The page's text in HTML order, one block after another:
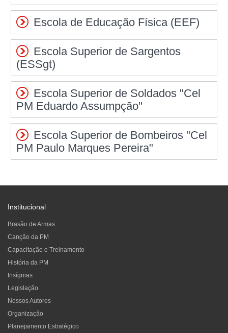
Escola de Educação Física (EEF)
Escola Superior de Sargentos
(ESSgt)
Escola Superior de Soldados "Cel
PM Eduardo Assumpção"
Escola Superior de Bombeiros "Cel
PM Paulo Marques Pereira"
Institucional
Brasão de Armas
Canção da PM
Capacitação e Treinamento
História da PM
Insígnias
Legislação
Nossos Autores
Organização
Planejamento Estratégico